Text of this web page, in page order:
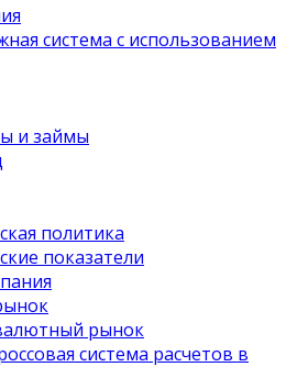
система с использованием
и займы
политика
показатели
рынок
система расчетов в